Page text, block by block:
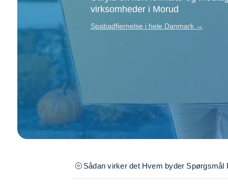
Underholdning
Se alle...
virksomheder i Morud
Spabadfjernelse i hele Danmark →
Sådan virker det Hvem byder Spørgsmål